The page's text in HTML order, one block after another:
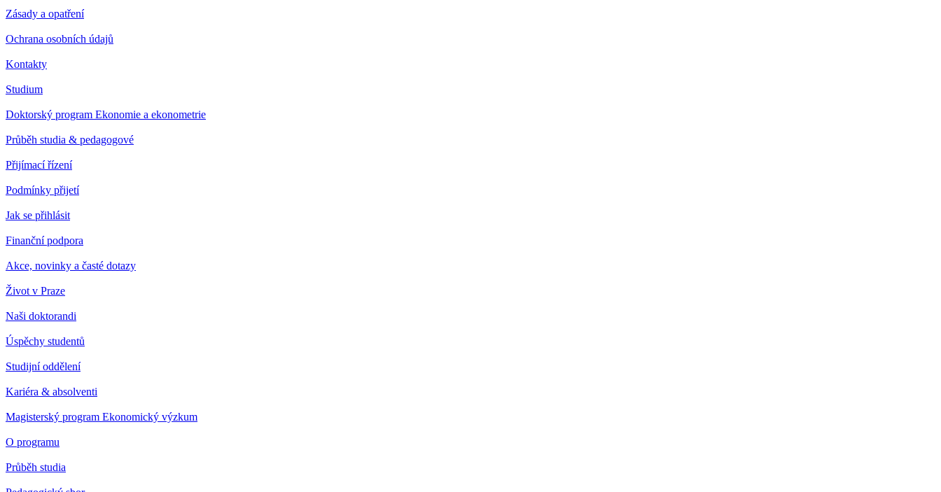
Zásady a opatření
Ochrana osobních údajů
Kontakty
Studium
Doktorský program Ekonomie a ekonometrie
Průběh studia & pedagogové
Přijímací řízení
Podmínky přijetí
Jak se přihlásit
Finanční podpora
Akce, novinky a časté dotazy
Život v Praze
Naši doktorandi
Úspěchy studentů
Studijní oddělení
Kariéra & absolventi
Magisterský program Ekonomický výzkum
O programu
Průběh studia